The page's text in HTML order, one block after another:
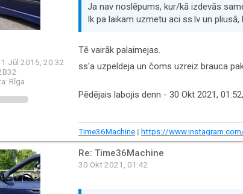
Jūl 2015, 20:32
Rīga
Ja nav noslēpums, kur/kā izdevās
Ik pa laikam uzmetu aci ss.lv un
Tē vairāk palaimejas.
ss'a uzpeldeja un čoms uzreiz brauca
Pēdējais labojis denn - 30 Okt 2021,
Time36Machine | https://
Re: Time36Machine
30 Okt 2021, 01:42